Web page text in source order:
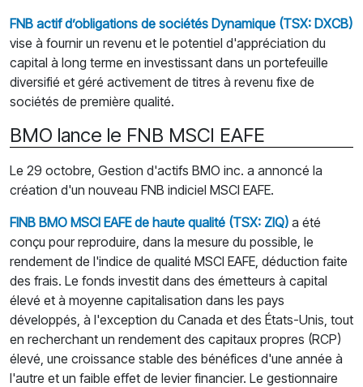
FNB actif d’obligations de sociétés Dynamique (TSX: DXCB)
vise à fournir un revenu et le potentiel d'appréciation du
capital à long terme en investissant dans un portefeuille
diversifié et géré activement de titres à revenu fixe de
sociétés de première qualité.
BMO lance le FNB MSCI EAFE
Le 29 octobre, Gestion d'actifs BMO inc. a annoncé la
création d'un nouveau FNB indiciel MSCI EAFE.
FINB BMO MSCI EAFE de haute qualité (TSX: ZIQ) a été
conçu pour reproduire, dans la mesure du possible, le
rendement de l'indice de qualité MSCI EAFE, déduction faite
des frais. Le fonds investit dans des émetteurs à capital
élevé et à moyenne capitalisation dans les pays
développés, à l'exception du Canada et des États-Unis, tout
en recherchant un rendement des capitaux propres (RCP)
élevé, une croissance stable des bénéfices d'une année à
l'autre et un faible effet de levier financier. Le gestionnaire